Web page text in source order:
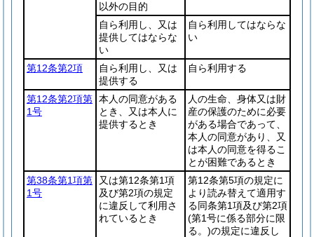
以外の目的
自ら利用し、又は
提供してはならな
い
自ら利用してはならな
い
第12条第2項
自ら利用し、又は
提供する
自ら利用する
第12条第2項第
1号
本人の同意がある
とき、又は本人に
提供するとき
人の生命、身体又は財
産の保護のために必要
がある場合であって、
本人の同意があり、又
は本人の同意を得るこ
とが困難であるとき
第38条第1項第
1号
又は第12条第1項
及び第2項の規定
に違反して利用さ
れているとき
第12条第5項の規定に
より読み替えて適用す
る同条第1項及び第2項
(第1号に係る部分に限
る。)の規定に違反し